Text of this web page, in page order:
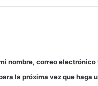
nombre, correo
la próxima vez que haga